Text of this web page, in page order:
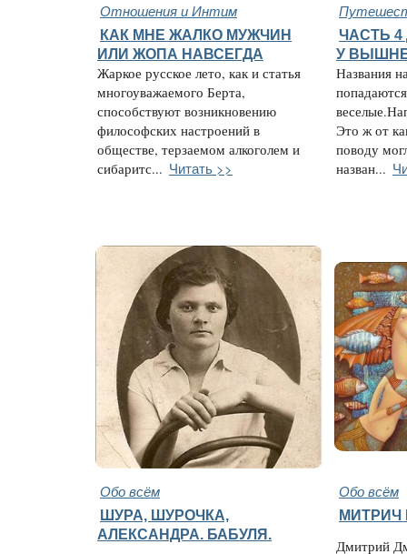
Отношения и Интим
КАК МНЕ ЖАЛКО МУЖЧИН
ИЛИ ЖОПА НАВСЕГДА
Жаркое русское лето, как и статья
многоуважаемого Берта,
способствуют возникновению
философских настроений в
обществе, терзаемом алкоголем и
сибаритс... Читать >>
ЧАСТЬ
У
Названия
Это ж от
поводу
назван...
Обо всём Обо всём
ШУРА, ШУРОЧКА,
АЛЕКСАНДРА. БАБУЛЯ.
МИТРИЧ
Дмитрий